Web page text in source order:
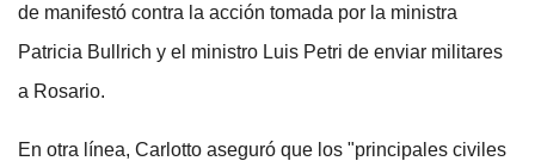
de manifestó contra la acción tomada por la ministra
Patricia Bullrich y el ministro Luis Petri de enviar militares
a Rosario.
En otra línea, Carlotto aseguró que los "principales civiles